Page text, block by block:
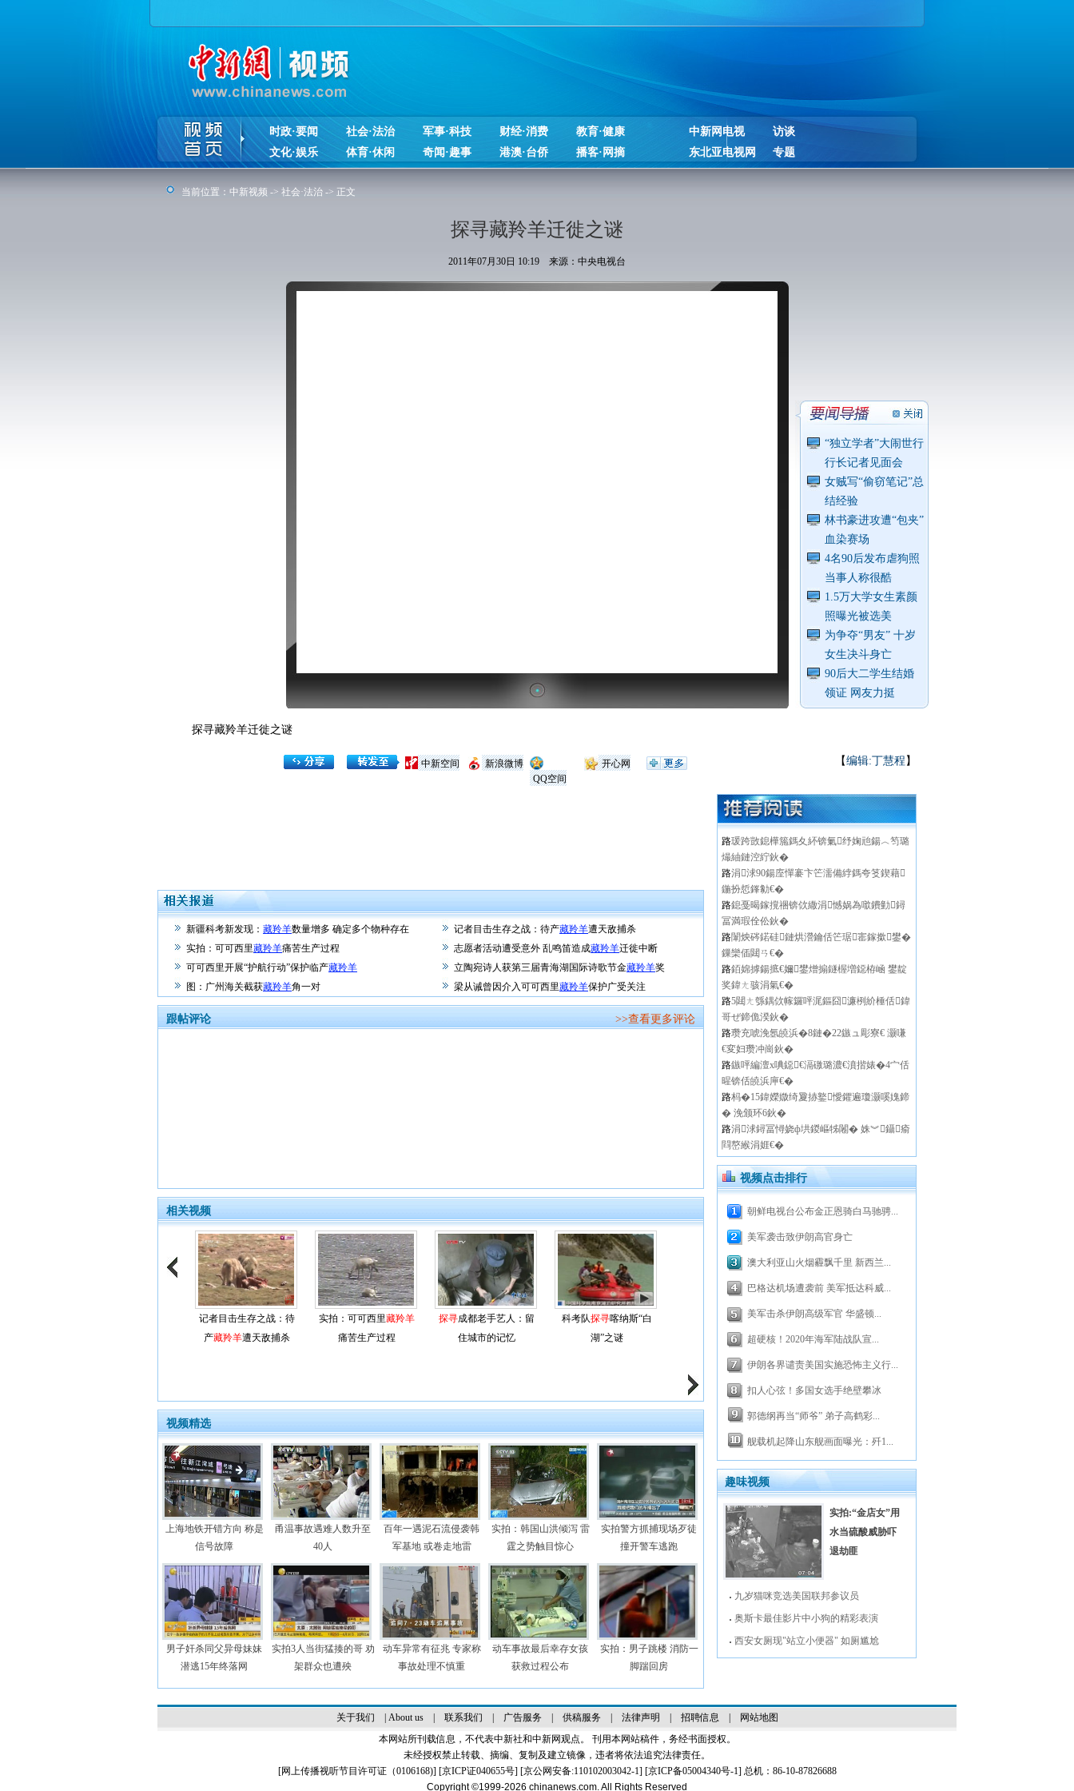
时政·要闻 社会·法治 军事·科技 财经·消费
教育·健康
文化·娱乐
体育·休闲 奇闻·趣事 港澳·台侨 播客·网摘
中新网电视
访谈
东北亚电视网
专题
当前位置： 中新视频 -> 社会·法治 -> 正文
探寻藏羚羊迁徙之谜
2011年07月30日 10:19 来源：中央电视台
“独立学者”大闹世行
行长记者见面会
女贼写“偷窃笔记”总
结经验
林书豪进攻遭“包夹”
血染赛场
4名90后发布虐狗照
当事人称很酷
1.5万大学女生素颜
照曝光被选美
为争夺“男友” 十岁
女生决斗身亡
90后大二学生结婚
领证 网友力挺
探寻藏羚羊迁徙之谜
【编辑:丁慧程 】
开心网
QQ空间
新浪微博
中新空间
新疆科考新发现： 藏羚羊数量增多 确定多个物种存在 记者目击生存之战：待产藏羚羊遭天敌捕杀
实拍：可可西里藏羚羊痛苦生产过程 志愿者活动遭受意外 乱鸣笛造成藏羚羊迁徙中断
可可西里开展“护航行动”保护临产藏羚羊 立陶宛诗人获第三届青海湖国际诗歌节金藏羚羊奖
图：广州海关截获藏羚羊角一对 梁从诫曾因介入可可西里藏羚羊保护广受关注
跟帖评论 >>查看更多评论
相关视频
记者目击生存之战：待
产藏羚羊遭天敌捕杀
实拍：可可西里藏羚羊
痛苦生产过程
探寻成都老手艺人：留
住城市的记忆
科考队探寻喀纳斯“白
湖”之谜
视频精选
上海地铁开错方向 称是
信号故障
甬温事故遇难人数升至
40人
百年一遇泥石流侵袭韩
军基地 或卷走地雷
实拍：韩国山洪倾泻 雷
霆之势触目惊心
实拍警方抓捕现场歹徒
撞开警车逃跑
男子奸杀同父异母妹妹
潜逃15年终落网
实拍3人当街猛揍的哥 劝
架群众也遭殃
动车异常有征兆 专家称
事故处理不慎重
动车事故最后幸存女孩
获救过程公布
实拍：男子跳楼 消防一
脚踹回房
路瑗跨敳鎴樺箷鎷夊紑锛氭纾婅兘鍚︿笉璐
熶紬鏈涳紵鈥�
路涓浗90鍚庢憚褰卞笀濡備綍鎷夸笅鍥藉
鍦扮悊鎽勨€�
路鎴戞暍鎵撹祵锛佽繖涓憾娲為噷鐨勭鐞
冨満瑕佺伀鈥�
路闈炴硶鍩硅鏈烘瀯鑰佸笀琚寚鎵撳鐢�
鏁欒偛閮ㄢ€�
路銆婂摢鍚掋€嬭鐢熷搧鐩楃増鐚栫崡 鐢靛
奖鍏ㄤ骇涓氣€�
路5閮ㄤ綔鍝佽幏鑼呯浘鏂囧濂栵紒棰佸鍏
哥ぜ鍗佹湀鈥�
路瓒充唬浼氬皢浜�8鏈�22鏃ュ彫寮€ 灏嗛
€変妇瓒冲崗鈥�
路鏃呯編澶х唺鐚€滆礉璐濃€濆揩婊�4宀佸
暒锛佸皢浜庘€�
路杩�15鍏嬫媺绮夐捇鐜懓鑺遍瓊灏嗘媿鍗
� 浼颁环6鈥�
路涓浗鐞冨憳娆ф垬鍐嶇牬闂� 姝︾鑷瘉
閰嶅緱涓娾€�
视频点击排行
朝鲜电视台公布金正恩骑白马驰骋...
美军袭击致伊朗高官身亡
澳大利亚山火烟霾飘千里 新西兰...
巴格达机场遭袭前 美军抵达科威...
美军击杀伊朗高级军官 华盛顿...
超硬核！2020年海军陆战队宣...
伊朗各界谴责美国实施恐怖主义行...
扣人心弦！多国女选手绝壁攀冰
郭德纲再当“师爷” 弟子高鹤彩...
舰载机起降山东舰画面曝光：歼1...
趣味视频
实拍:“金店女”用
水当硫酸威胁吓
退劫匪
九岁猫咪竞选美国联邦参议员
奥斯卡最佳影片中小狗的精彩表演
西安女厕现"站立小便器" 如厕尴尬
关于我们 About us| 联系我们 广告服务| 供稿服务| 法律声明 招聘信息
网站地图
本网站所刊载信息，不代表中新社和中新网观点。 刊用本网站稿件，务经书面授权。
未经授权禁止转载、摘编、复制及建立镜像，违者将依法追究法律责任。
[网上传播视听节目许可证（0106168)] [京ICP证040655号] [京公网安备:110102003042-1] [京ICP备05004340号-1] 总机：86-10-87826688
Copyright ©1999-2026 chinanews.com. All Rights Reserved